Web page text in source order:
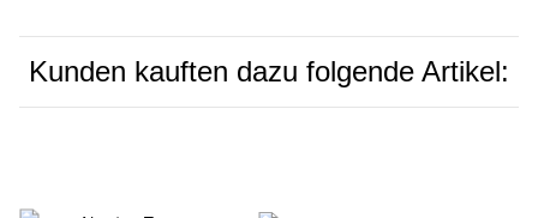
Kunden kauften dazu folgende Artikel: